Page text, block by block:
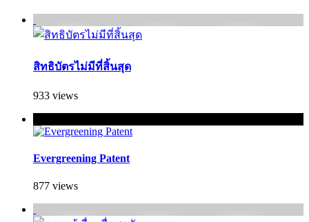
สิทธิบัตรไม่มีที่สิ้นสุด
933 views
Evergreening Patent
877 views